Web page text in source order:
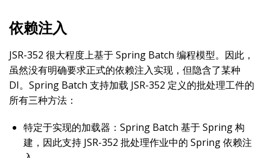
依赖注入
JSR-352 很大程度上基于 Spring Batch 编程模型。因此，
虽然没有明确要求正式的依赖注入实现，但隐含了某种
DI。Spring Batch 支持加载 JSR-352 定义的批处理工件的
所有三种方法：
特定于实现的加载器：Spring Batch 基于 Spring 构
建，因此支持 JSR-352 批处理作业中的 Spring 依赖注